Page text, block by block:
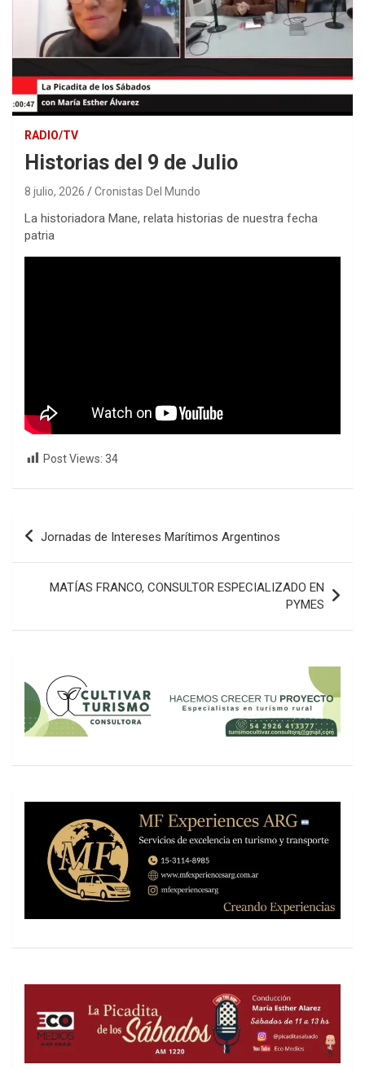
RADIO/TV
Historias del 9 de Julio
8 julio, 2026 Cronistas Del Mundo
La historiadora Mane, relata historias de nuestra fecha
patria
Post Views: 34
Navegación
entradas
Jornadas de Intereses Marítimos Argentinos
MATÍAS FRANCO, CONSULTOR ESPECIALIZADO EN
PYMES